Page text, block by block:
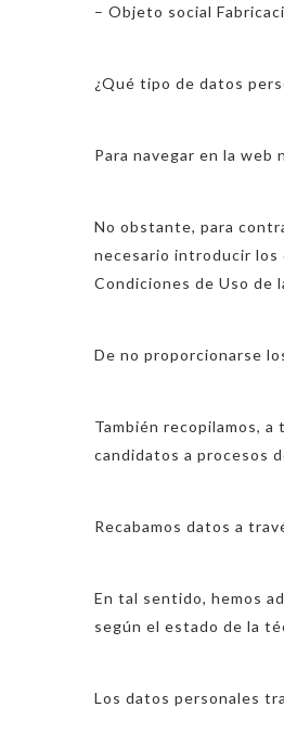
– Objeto social
¿Qué tipo de datos
Para navegar en la
No obstante, para
necesario introducir los
Condiciones de Uso de
De no proporcionarse
También recopilamos,
candidatos a procesos
Recabamos datos a
En tal sentido, hemos
según el estado de la
Los datos personales